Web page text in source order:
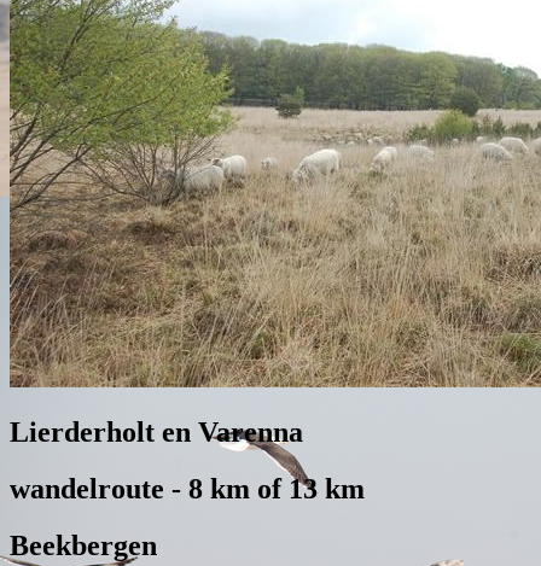
Lierderholt en Varenna
wandelroute - 8 km of 13 km
Beekbergen